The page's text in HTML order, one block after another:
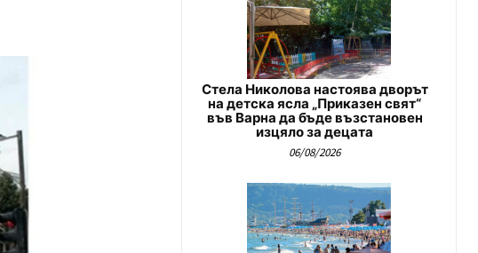
Стела Николова настоява дворът
на детска ясла „Приказен свят“
във Варна да бъде възстановен
изцяло за децата
06/08/2026